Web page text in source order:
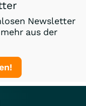
Newsletter
aus der